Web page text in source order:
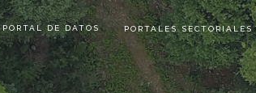
PORTAL DE DATOS PORTALES SECTORIALES